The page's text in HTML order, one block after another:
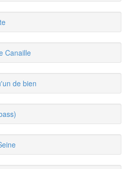
Canaille
de bien